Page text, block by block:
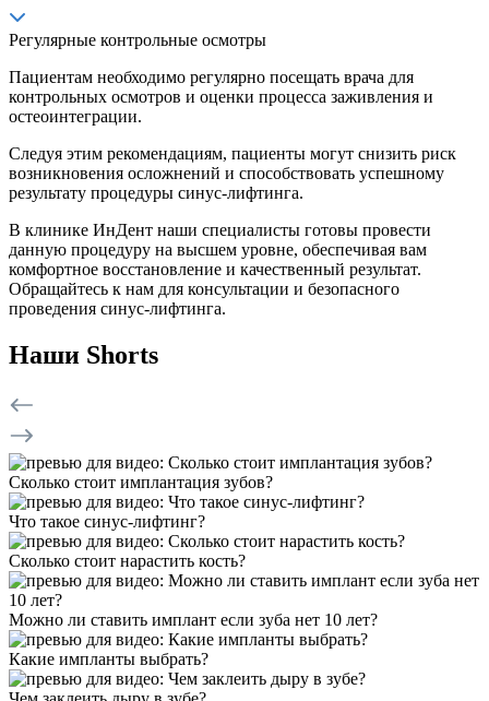
Регулярные контрольные осмотры
Пациентам необходимо регулярно посещать врача для
контрольных осмотров и оценки процесса заживления и
остеоинтеграции.
Следуя этим рекомендациям, пациенты могут снизить риск
возникновения осложнений и способствовать успешному
результату процедуры синус-лифтинга.
В клинике ИнДент наши специалисты готовы провести
данную процедуру на высшем уровне, обеспечивая вам
комфортное восстановление и качественный результат.
Обращайтесь к нам для консультации и безопасного
проведения синус-лифтинга.
Наши Shorts
Сколько стоит имплантация зубов?
Что такое синус-лифтинг?
Сколько стоит нарастить кость?
Можно ли ставить имплант если зуба нет 10 лет?
Какие импланты выбрать?